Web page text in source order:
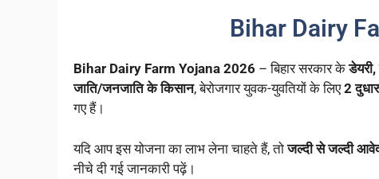
Bihar Dairy
Bihar Dairy Farm Yojana 2026 – बिहार सरकार के
जाति/जनजाति के किसान, बेरोजगार युवक-युवतियों के लिए2
गए हैं।
यदि आप इस योजना का लाभ लेना चाहते हैं, तोजल्दी से जल्दी
नीचे दी गई जानकारी पढ़ें।